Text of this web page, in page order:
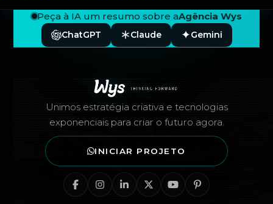
Peça à IA um resumo sobre aAgência Wys
ChatGPT Claude Gemini
Unimos estratégia criativa e tecnologias
exponenciais para criar o futuro agora.
INICIAR PROJETO